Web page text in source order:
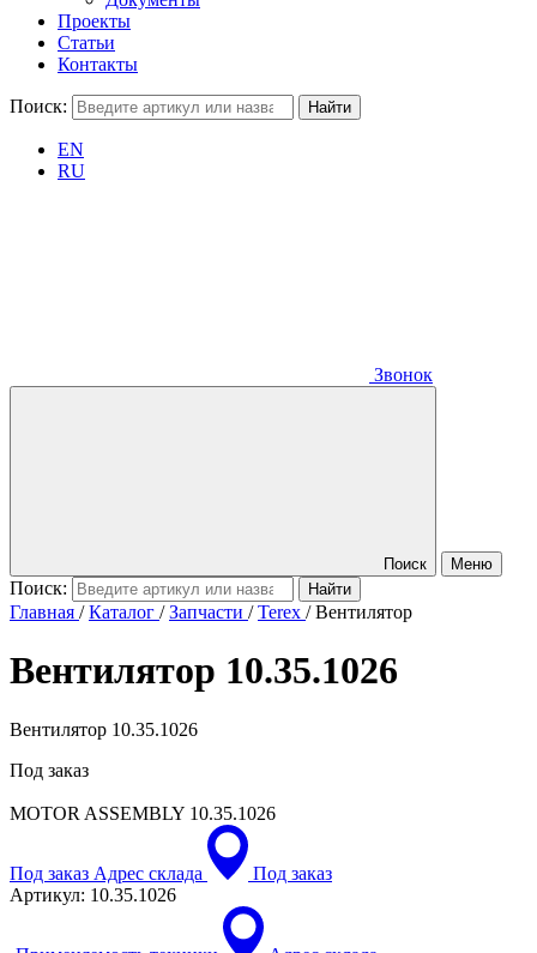
Проекты
Статьи
Контакты
Поиск:
EN
RU
Звонок
Поиск Меню
Поиск:
Главная /Каталог /Запчасти /Terex /Вентилятор
Вентилятор 10.35.1026
Вентилятор 10.35.1026
Под заказ
MOTOR ASSEMBLY 10.35.1026
Под заказ Адрес склада
Под заказ
Артикул: 10.35.1026